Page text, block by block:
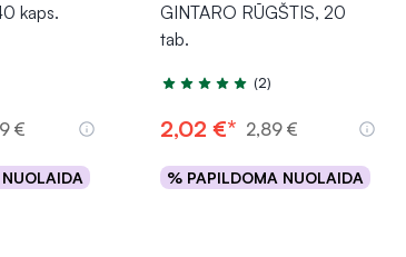
kaps.
€
GINTARO RŪGŠTIS, 20
tab.
Įvertinimas 5.0 iš 5
(2)
2,02 €* 2,89 €
% PAPILDOMA NUOLAIDA
Į krepšelį